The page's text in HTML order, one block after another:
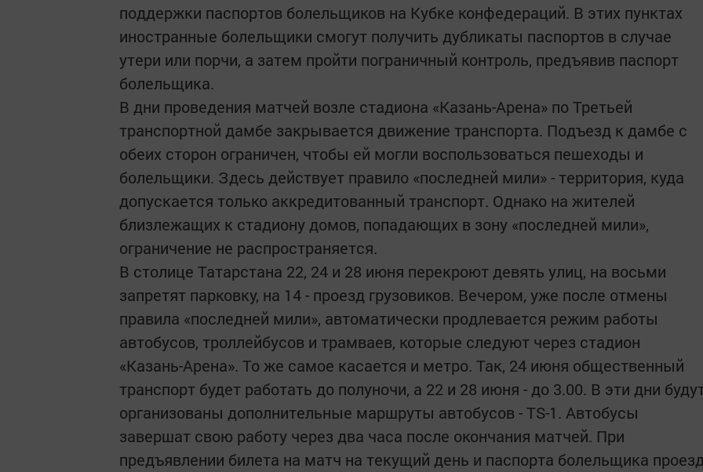
поддержки паспортов болельщиков на Кубке конфедераций. В этих пунктах
иностранные болельщики смогут получить дубликаты паспортов в случае
утери или порчи, а затем пройти пограничный контроль, предъявив паспорт
болельщика.
В дни проведения матчей возле стадиона «Казань-Арена» по Третьей
транспортной дамбе закрывается движение транспорта. Подъезд к дамбе с
обеих сторон ограничен, чтобы ей могли воспользоваться пешеходы и
болельщики. Здесь действует правило «последней мили» - территория, куда
допускается только аккредитованный транспорт. Однако на жителей
близлежащих к стадиону домов, попадающих в зону «последней мили»,
ограничение не распространяется.
В столице Татарстана 22, 24 и 28 июня перекроют девять улиц, на восьми
запретят парковку, на 14 - проезд грузовиков. Вечером, уже после отмены
правила «последней мили», автоматически продлевается режим работы
автобусов, троллейбусов и трамваев, которые следуют через стадион
«Казань-Арена». То же самое касается и метро. Так, 24 июня общественный
транспорт будет работать до полуночи, а 22 и 28 июня - до 3.00. В эти дни
организованы дополнительные маршруты автобусов - TS-1. Автобусы
завершат свою работу через два часа после окончания матчей. При
предъявлении билета на матч на текущий день и паспорта болельщика